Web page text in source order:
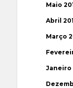
Maio
Abril
Março
Janeiro